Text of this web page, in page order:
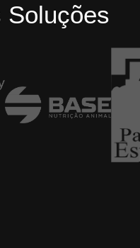
Soluções